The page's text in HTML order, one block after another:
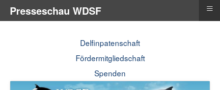
Delfinpatenschaft
Fördermitgliedschaft
Spenden
Presseschau WDSF ≡